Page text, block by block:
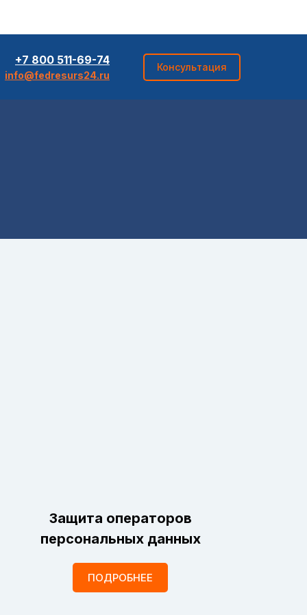
+7 800 511-69-74
info@fedresurs24.ru
Консультация
Защита операторов
персональных данных
ПОДРОБНЕЕ